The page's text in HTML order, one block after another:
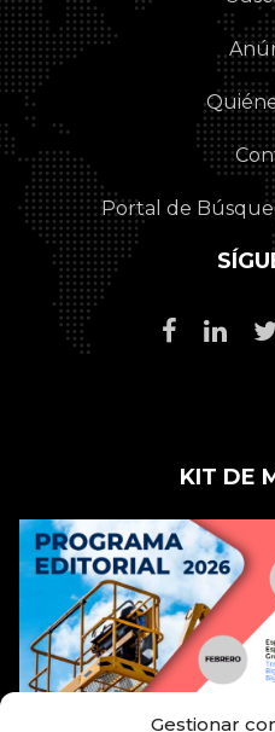
Gestionar
Portal de
KIT DE